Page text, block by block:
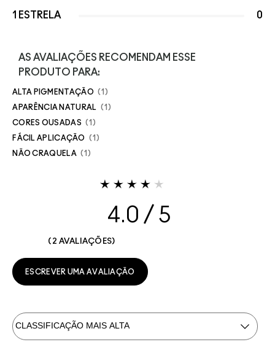
1 ESTRELA 0
AS AVALIAÇÕES RECOMENDAM ESSE
PRODUTO PARA:
ALTA PIGMENTAÇÃO 1
APARÊNCIA NATURAL 1
CORES OUSADAS 1
FÁCIL APLICAÇÃO 1
NÃO CRAQUELA 1
4.0
2 AVALIAÇÕES
ESCREVER UMA AVALIAÇÃO